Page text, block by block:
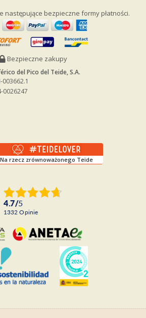
następujące bezpieczne formy płatności.
Bezpieczne zakupy
del Pico del Teide, S.A.
0026247
Na rzecz zrównoważonego Teide
4.7/5
1332 opinie